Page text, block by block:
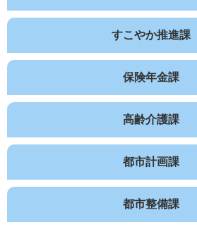
すこやか推進課
保険年金課
高齢介護課
都市計画課
都市整備課